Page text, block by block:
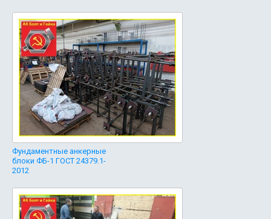
Фундаментные анкерные
блоки ФБ-1 ГОСТ 24379.1-
2012